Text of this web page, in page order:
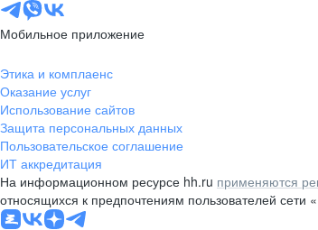
Мобильное приложение
Этика и комплаенс
Оказание услуг
Использование сайтов
Защита персональных данных
Пользовательское соглашение
ИТ аккредитация
На информационном ресурсе hh.ru применяются
относящихся к предпочтениям пользователей